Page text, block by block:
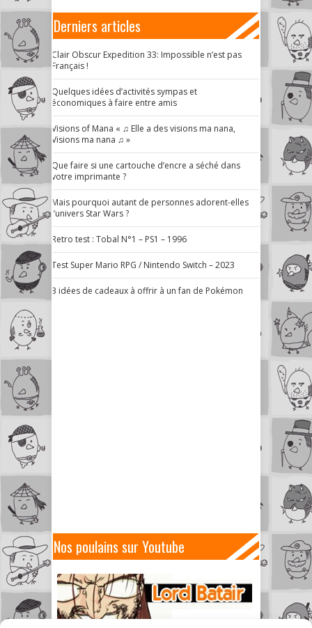
Derniers articles
Clair Obscur Expedition 33: Impossible n’est pas
Français !
Quelques idées d’activités sympas et
économiques à faire entre amis
Visions of Mana « ♫ Elle a des visions ma nana,
Visions ma nana ♫ »
Que faire si une cartouche d’encre a séché dans
votre imprimante ?
Mais pourquoi autant de personnes adorent-elles
l’univers Star Wars ?
Retro test : Tobal N°1 – PS1 – 1996
Test Super Mario RPG / Nintendo Switch – 2023
3 idées de cadeaux à offrir à un fan de Pokémon
Nos poulains sur Youtube